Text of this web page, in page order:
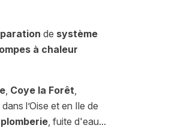
de système
à chaleur
Coye la Forêt
l’Oise et en Ile de
, fuite d'eau...